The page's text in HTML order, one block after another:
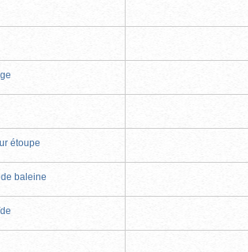
étoupe
baleine